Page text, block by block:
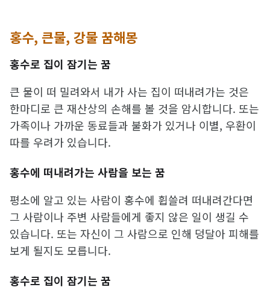
홍수, 큰물, 강물 꿈해몽
홍수로 집이 잠기는 꿈
큰 물이 떠 밀려와서 내가 사는 집이 떠내려가는 것은
한마디로 큰 재산상의 손해를 볼 것을 암시합니다. 또는
가족이나 가까운 동료들과 불화가 있거나 이별, 우환이
따를 우려가 있습니다.
홍수에 떠내려가는 사람을 보는 꿈
평소에 알고 있는 사람이 홍수에 휩쓸려 떠내려간다면
그 사람이나 주변 사람들에게 좋지 않은 일이 생길 수
있습니다. 또는 자신이 그 사람으로 인해 덩달아 피해를
보게 될지도 모릅니다.
홍수로 집이 잠기는 꿈